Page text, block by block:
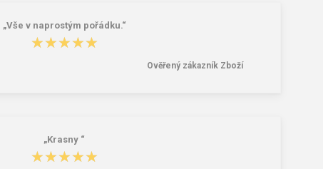
„Vše v naprostým pořádku.“
★★★★★
★★★★★
Ověřený zákazník Zboží
„Krasny “
★★★★★
★★★★★